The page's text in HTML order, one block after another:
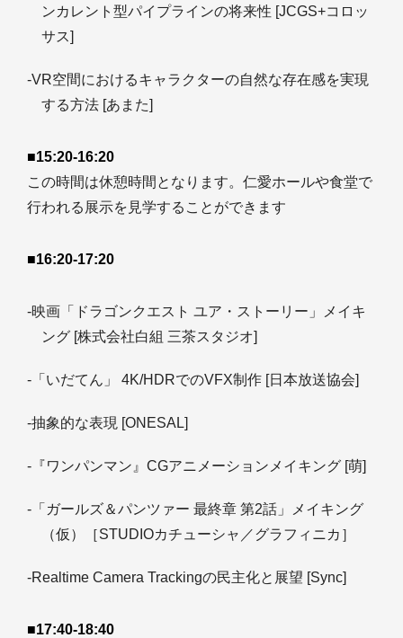
ンカレント型パイプラインの将来性 [JCGS+コロッ
サス]
-VR空間におけるキャラクターの自然な存在感を実現
する方法 [あまた]
■15:20-16:20
この時間は休憩時間となります。仁愛ホールや食堂で
行われる展示を見学することができます
■16:20-17:20
-映画「ドラゴンクエスト ユア・ストーリー」メイキ
ング [株式会社白組 三茶スタジオ]
-「いだてん」 4K/HDRでのVFX制作 [日本放送協会]
-抽象的な表現 [ONESAL]
-『ワンパンマン』CGアニメーションメイキング [萌]
-「ガールズ＆パンツァー 最終章 第2話」メイキング
（仮）［STUDIOカチューシャ／グラフィニカ］
-Realtime Camera Trackingの民主化と展望 [Sync]
■17:40-18:40